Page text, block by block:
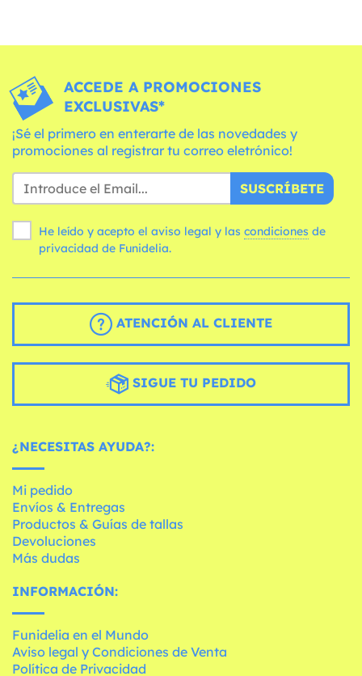
ACCEDE A PROMOCIONES
EXCLUSIVAS*
¡Sé el primero en enterarte de las novedades y
promociones al registrar tu correo eletrónico!
SUSCRÍBETE
He leído y acepto el aviso legal y las condiciones
privacidad de Funidelia.
ATENCIÓN AL CLIENTE
SIGUE TU PEDIDO
¿NECESITAS AYUDA?:
Mi pedido
Envíos & Entregas
Productos & Guías de tallas
Devoluciones
Más dudas
INFORMACIÓN:
Funidelia en el Mundo
Aviso legal y Condiciones de Venta
Política de Privacidad